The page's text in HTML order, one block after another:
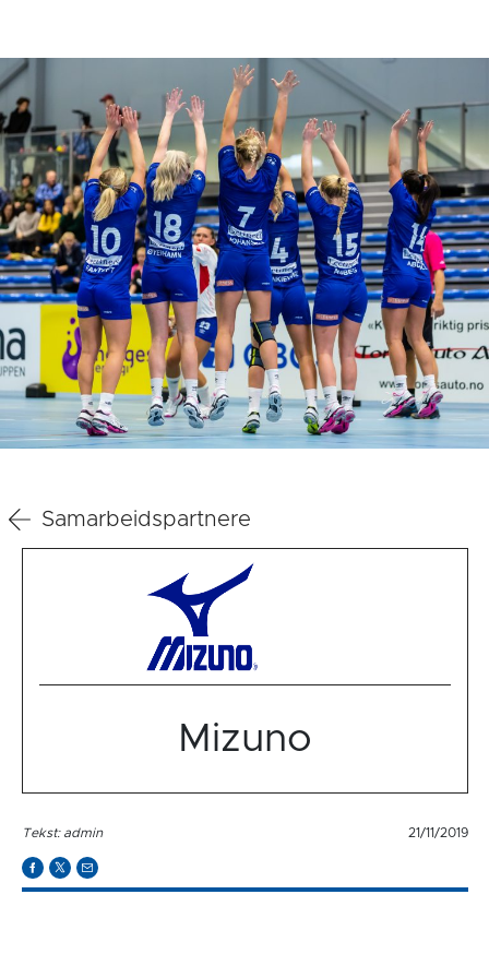
Samarbeidspartnere
Mizuno
Tekst: admin 21/11/2019